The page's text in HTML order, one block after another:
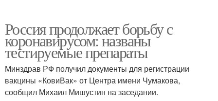
Россия продолжает борьбу с
коронавирусом: названы
тестируемые препараты
Минздрав РФ получил документы для регистрации
вакцины «КовиВак» от Центра имени Чумакова,
сообщил Михаил Мишустин на заседании.